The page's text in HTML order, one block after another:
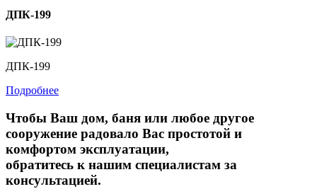
ДПК-199
ДПК-199
Подробнее
Чтобы Ваш дом, баня или любое другое
сооружение радовало Вас простотой и
комфортом эксплуатации,
обратитесь к нашим специалистам за
консультацией.